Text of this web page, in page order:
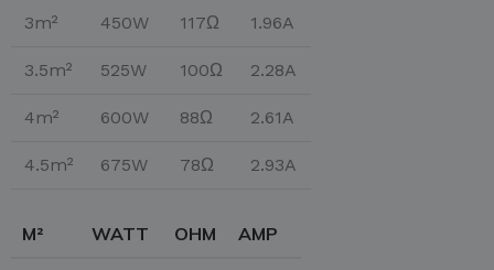
3m² 450W 117Ω 1.96A
3.5m² 525W 100Ω 2.28A
4m² 600W 88Ω 2.61A
4.5m² 675W 78Ω 2.93A
M² WATT OHM AMP